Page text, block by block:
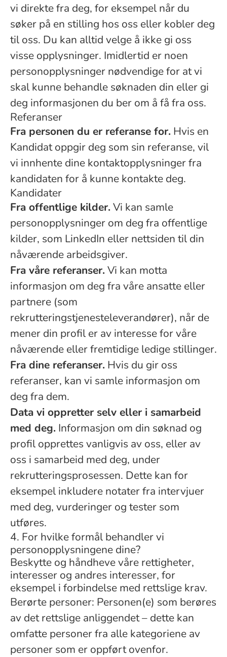
vi direkte fra deg, for eksempel når du
søker på en stilling hos oss eller kobler deg
til oss. Du kan alltid velge å ikke gi oss
visse opplysninger. Imidlertid er noen
personopplysninger nødvendige for at vi
skal kunne behandle søknaden din eller gi
deg informasjonen du ber om å få fra oss.
Referanser
Fra personen du er referanse for. Hvis en
Kandidat oppgir deg som sin referanse, vil
vi innhente dine kontaktopplysninger fra
kandidaten for å kunne kontakte deg.
Kandidater
Fra offentlige kilder.Vi kan samle
personopplysninger om deg fra offentlige
kilder, som LinkedIn eller nettsiden til din
nåværende arbeidsgiver.
Fra våre referanser.Vi kan motta
informasjon om deg fra våre ansatte eller
partnere (som
rekrutteringstjenesteleverandører), når de
mener din profil er av interesse for våre
nåværende eller fremtidige ledige stillinger.
Fra dine referanser. Hvis du gir oss
referanser, kan vi samle informasjon om
deg fra dem.
Data vi oppretter selv eller i samarbeid
med deg. Informasjon om din søknad og
profil opprettes vanligvis av oss, eller av
oss i samarbeid med deg, under
rekrutteringsprosessen. Dette kan for
eksempel inkludere notater fra intervjuer
med deg, vurderinger og tester som
utføres.
4. For hvilke formål behandler vi
personopplysningene dine?
Beskytte og håndheve våre rettigheter,
interesser og andres interesser, for
eksempel i forbindelse med rettslige krav.
Berørte personer: Personen(e) som berøres
av det rettslige anliggendet – dette kan
omfatte personer fra alle kategoriene av
personer som er oppført ovenfor.